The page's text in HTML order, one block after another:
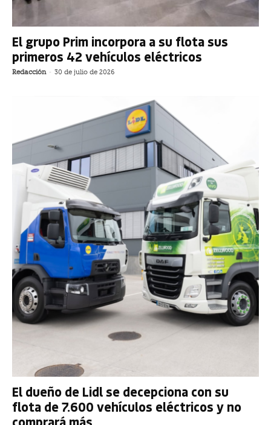
El grupo Prim incorpora a su flota sus
primeros 42 vehículos eléctricos
Redacción - 30 de julio de 2026
El dueño de Lidl se decepciona con su
flota de 7.600 vehículos eléctricos y no